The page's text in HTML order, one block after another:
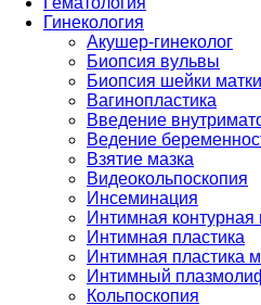
Гинекология
Акушер-гинеколог
Биопсия вульвы
Биопсия шейки матки
Вагинопластика
Введение
Ведение
Взятие мазка
Видеокольпоскопия
Инсеминация
Интимная контурная
Интимная пластика
Интимная пластика
Интимный
Кольпоскопия